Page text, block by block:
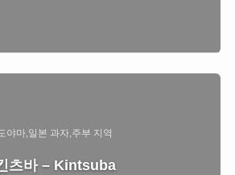
야마 일본 과자 주부 지역
츠바 – Kintsuba